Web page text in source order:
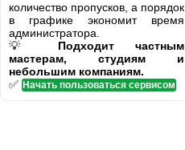
количество пропусков, а порядок
в графике экономит время
администратора.
💡 Подходит частным
мастерам, студиям и
небольшим компаниям.
✅ Начать пользоваться сервисом